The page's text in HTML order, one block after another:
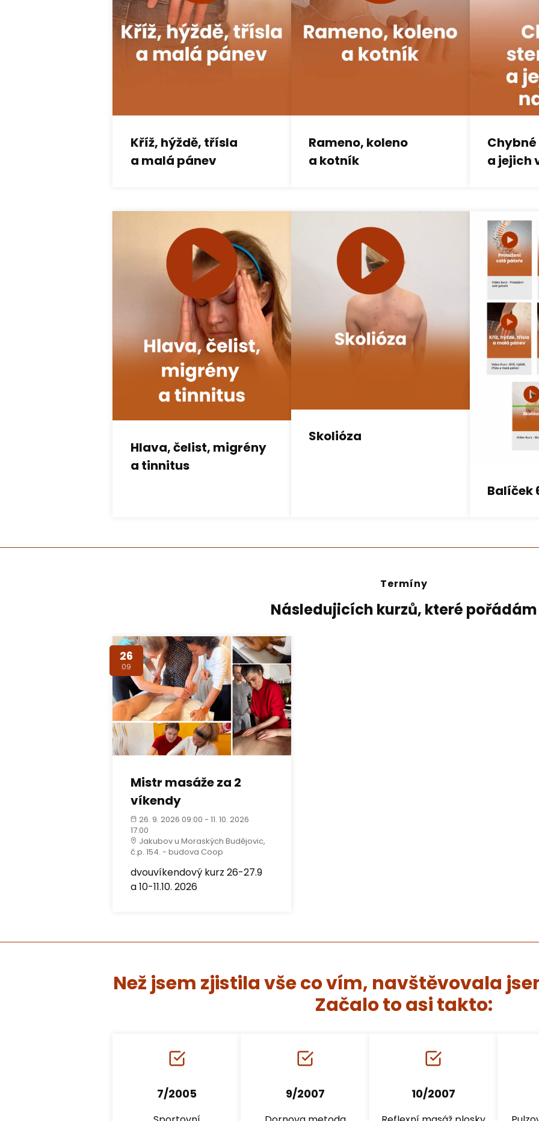
Kříž, hýždě, třísla
a malá pánev
Rameno, koleno
a kotník
a jejich
Hlava, čelist, migrény
a tinnitus
Skolióza
Balíček
Termíny
Následujicích kurzů, které pořádám
26
09
Mistr masáže za 2
víkendy
26. 9. 2026 09:00 - 11. 10. 2026
17:00
Jakubov u Moraských Budějovic,
č.p. 154. - budova Coop
dvouvíkendový kurz 26-27.9
a 10-11.10. 2026
Než jsem zjistila vše co vím, navštěvovala
Začalo to asi takto:
7/2005 9/2007 10/2007